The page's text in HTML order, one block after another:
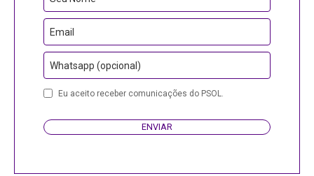
Email
Whatsapp (opcional)
Eu aceito receber comunicações do PSOL.
ENVIAR